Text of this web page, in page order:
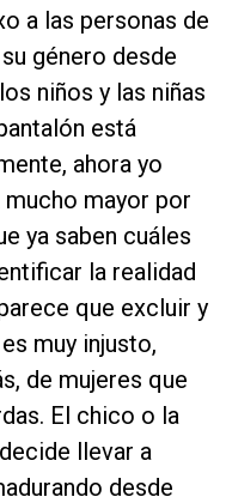
a las personas de
género desde
niños y las niñas
está
ahora yo
mayor por
ya saben cuáles
la realidad
que excluir y
muy injusto,
de mujeres que
El chico o la
llevar a
desde